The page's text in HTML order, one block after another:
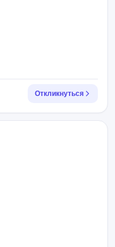
Откликнуться